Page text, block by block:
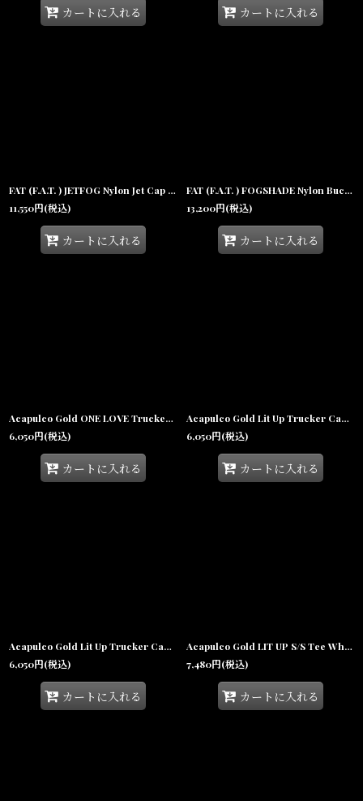
カートに入れる カートに入れる
FAT (F.A.T. ) JETFOG Nylon Jet Cap Beige フォグ ジェットキャップ ベージュ カモフラージュ ナイロンキャップ 帽子 沖縄
11,550円(税込)
カートに入れる
FAT (F.A.T. ) FOGSHADE Nylon Bucket Hat Black ナイロン バケットハット ブラック ハット キャップ 帽子 沖縄
13,200円(税込)
カートに入れる
Acapulco Gold ONE LOVE Trucker Cap アカプルコゴールド ワンラブ メッシュキャップ トラッカーキャップ 帽子
6,050円(税込)
カートに入れる
Acapulco Gold Lit Up Trucker Cap Navy/White アカプルコゴールド メッシュキャップ トラッカーキャップ ハイクラウン 帽子
6,050円(税込)
カートに入れる
Acapulco Gold Lit Up Trucker Cap Black アカプルコゴールド メッシュキャップ トラッカーキャップ ハイクラウン 帽子
6,050円(税込)
カートに入れる
Acapulco Gold LIT UP S/S Tee White アカプルコゴールド ライトアップ 半袖 Tシャツ タバコ 沖縄 ストリートファッション
7,480円(税込)
カートに入れる